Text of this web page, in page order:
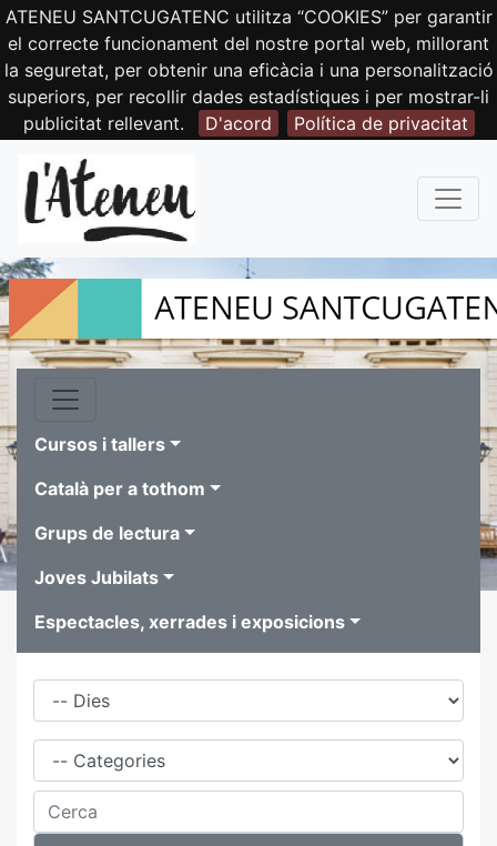
ATENEU SANTCUGATENC utilitza “COOKIES” per garantir
el correcte funcionament del nostre portal web, millorant
la seguretat, per obtenir una eficàcia i una personalització
superiors, per recollir dades estadístiques i per mostrar-li
publicitat rellevant.
D'acord Política de privacitat
Cursos i tallers
Català per a tothom
Grups de lectura
Joves Jubilats
Espectacles, xerrades i exposicions
Dies
Família
Cerca